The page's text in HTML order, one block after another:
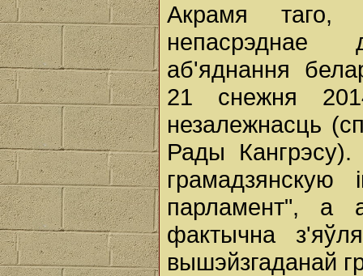
Акрамя
непасрэднае
аб'яднання
21 снежня
незалежнасць
Рады
парламент", а
фактычна
вышэйзгаданай